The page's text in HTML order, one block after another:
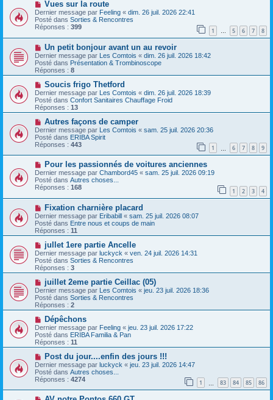
g
e
a
m
e
s
s
a
g
e
N
o
u
v
e
a
u
m
e
s
s
a
g
e
Vues sur la route
Dernier message par Feeling « dim. 26 juil. 2026 22:41
Posté dans Sorties & Rencontres
Réponses : 399 1 … 5 6 7 8
N
o
u
v
e
a
u
m
e
s
a
g
e
Un petit bonjour avant un au revoir
Dernier message par Les Comtois « dim. 26 juil. 2026 18:42
Posté dans Présentation & Trombinoscope
Réponses : 8
N
o
u
v
e
u
m
e
s
s
a
g
e
Soucis frigo Thetford
Dernier message par Les Comtois « dim. 26 juil. 2026 18:39
Posté dans Confort Sanitaires Chauffage Froid
Réponses : 13
N
o
u
v
e
a
m
e
s
s
a
e
Autres façons de camper
Dernier message par Les Comtois « sam. 25 juil. 2026 20:36
Posté dans ERIBA Spirit
Réponses : 443 1 6 7 8 9
N
o
u
v
e
a
u
m
e
s
s
a
g
e
Pour les passionnés de voitures anciennes
Dernier message par Chambord45 « sam. 25 juil. 2026 09:19
Posté dans Autres choses...
Réponses : 168 1 2 3 4
N
o
u
v
e
a
u
m
e
s
s
a
g
e
Fixation charnière placard
Dernier message par Eribabill « sam. 25 juil. 2026 08:07
Posté dans Entre nous et coups de main
Réponses : 11
N
o
u
v
e
a
u
m
e
s
s
a
g
e
jullet 1ere partie Ancelle
Dernier message par luckyck « ven. 24 juil. 2026 14:31
Posté dans Sorties & Rencontres
Réponses : 3
N
o
u
v
e
a
u
m
e
s
s
a
g
e
juillet 2eme partie Ceillac (05)
Dernier message par Les Comtois « jeu. 23 juil. 2026 18:36
Posté dans Sorties & Rencontres
Réponses : 2
N
o
u
v
e
a
u
m
e
s
s
a
Dépêchons
Dernier message par Feeling « jeu. 23 juil. 2026 17:22
Posté dans ERIBA Familia & Pan
Réponses : 11
N
o
u
v
e
a
Post du jour....enfin des jours !!!
Dernier message par luckyck « jeu. 23 juil. 2026 14:47
Posté dans Autres choses...
Réponses : 4274 1 83 84 85 86
N